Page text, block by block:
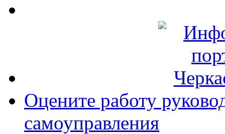
Оцените работу
самоуправления